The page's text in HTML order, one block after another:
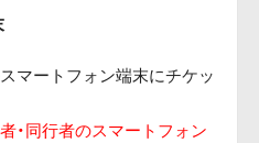
マートフォン端末にチケッ
・同行者のスマートフォン